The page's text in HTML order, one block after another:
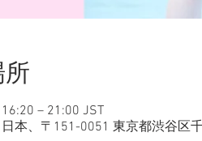
所
– 21:00 JST
日本、〒151-0051 東京都渋谷